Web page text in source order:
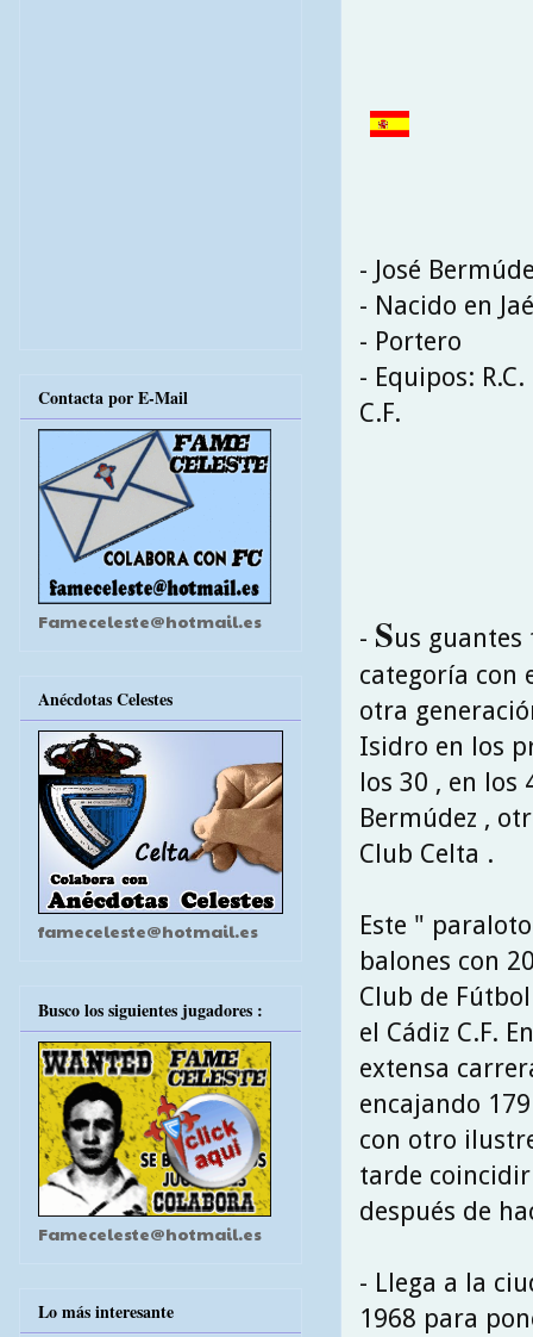
- José
- Nacido en
- Portero
- Equipos:
C.F.
- Sus
categoría con
otra
Isidro en los
los 30 , en los
Bermúdez ,
Club Celta .
Este "
balones con
Club de
el Cádiz C.F.
extensa
encajando
con otro
tarde
después de
- Llega a la
1968 para
Contacta por E-Mail
Fameceleste@hotmail.es
Anécdotas Celestes
fameceleste@hotmail.es
Busco los siguientes jugadores :
Fameceleste@hotmail.es
Lo más interesante